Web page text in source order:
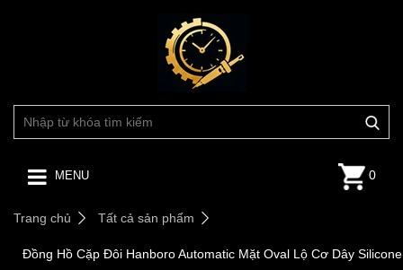
MENU 0
Trang chủ Tất cả sản phẩm
Đồng Hồ Cặp Đôi Hanboro Automatic Mặt Oval Lộ Cơ Dây